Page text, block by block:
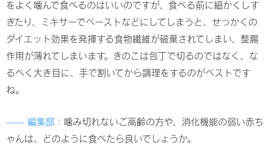
をよく噛んで食べるのはいいのですが、食べる前に細かくしす
ぎたり、ミキサーでペーストなどにしてしまうと、せっかくの
ダイエット効果を発揮する食物繊維が破棄されてしまい、整腸
作用が薄れてしまいます。きのこは包丁で切るのではなく、な
るべく大き目に、手で割いてから調理をするのがベストです
ね。
—— 編集部： 噛み切れないご高齢の方や、消化機能の弱い赤ち
ゃんは、どのように食べたら良いでしょうか。